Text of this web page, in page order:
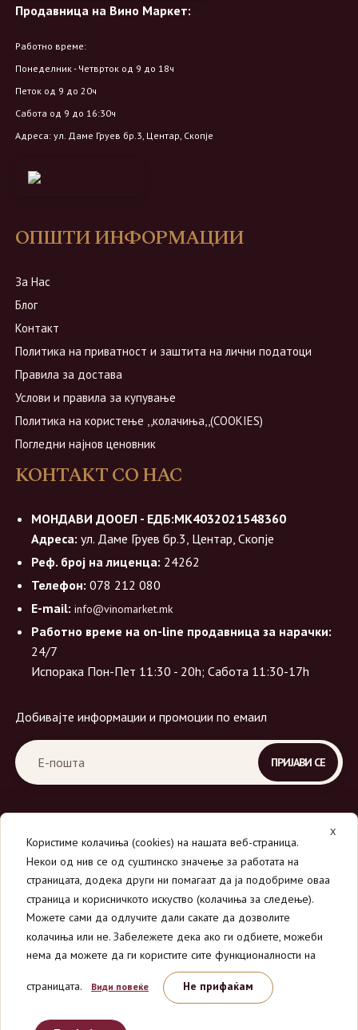
Продавница на Вино Маркет:
Работно време:
Понеделник - Четврток од 9 до 18ч
Петок од 9 до 20ч
Сабота од 9 до 16:30ч
Адреса: ул. Даме Груев бр.3, Центар, Скопје
ОПШТИ ИНФОРМАЦИИ
За Нас
Блог
Контакт
Политика на приватност и заштита на лични податоци
Правила за достава
Услови и правила за купување
Политика на користење ,,колачиња,,(COOKIES)
Погледни најнов ценовник
КОНТАКТ СО НАС
МОНДАВИ ДООЕЛ - ЕДБ:МК4032021548360
Адреса: ул. Даме Груев бр.3, Центар, Скопје
Реф. број на лиценца: 24262
Телефон: 078 212 080
E-mail: info@vinomarket.mk
Работно време на on-line продавница за нарачки:
24/7
Испорака Пон-Пет 11:30 - 20h; Сабота 11:30-17h
Добивајте информации и промоции по емаил
© 2026Вино Маркет - МОНДАВИ ДООЕЛ.
Сите права се задржани.
X
Користиме колачиња (cookies) на нашата веб-страница.
Некои од нив се од суштинско значење за работата на
страницата, додека други ни помагаат да ја подобриме оваа
страница и корисничкото искуство (колачиња за следење).
Можете сами да одлучите дали сакате да дозволите
колачиња или не. Забележете дека ако ги одбиете, можеби
нема да можете да ги користите сите функционалности на
страницата. Види повеќе Не прифаќам